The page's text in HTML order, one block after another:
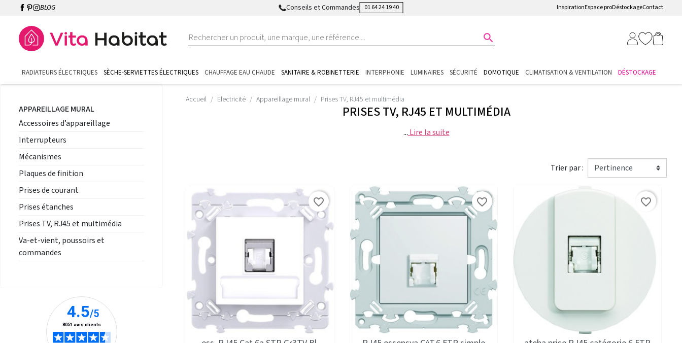
BLOG Conseils et Commandes 01 64 24 19 40 InspirationEspace proDéstockageContact

RADIATEURS ÉLECTRIQUES SÈCHE-SERVIETTES ÉLECTRIQUES CHAUFFAGE EAU CHAUDE SANITAIRE & ROBINETTERIE INTERPHONIE LUMINAIRES SÉCURITÉ DOMOTIQUE CLIMATISATION & VENTILATION DÉSTOCKAGE
APPAREILLAGE MURAL
Accessoires d’appareillage
Interrupteurs
Mécanismes
Plaques de finition
Prises de courant
Prises étanches
Prises TV, RJ45 et multimédia
Va-et-vient, poussoirs et
commandes
Accueil Electricité Appareillage mural Prises TV, RJ45 et multimédia
PRISES TV, RJ45 ET MULTIMÉDIA
... Lire la suite
Trier par :
favorite_border favorite_border favorite_border